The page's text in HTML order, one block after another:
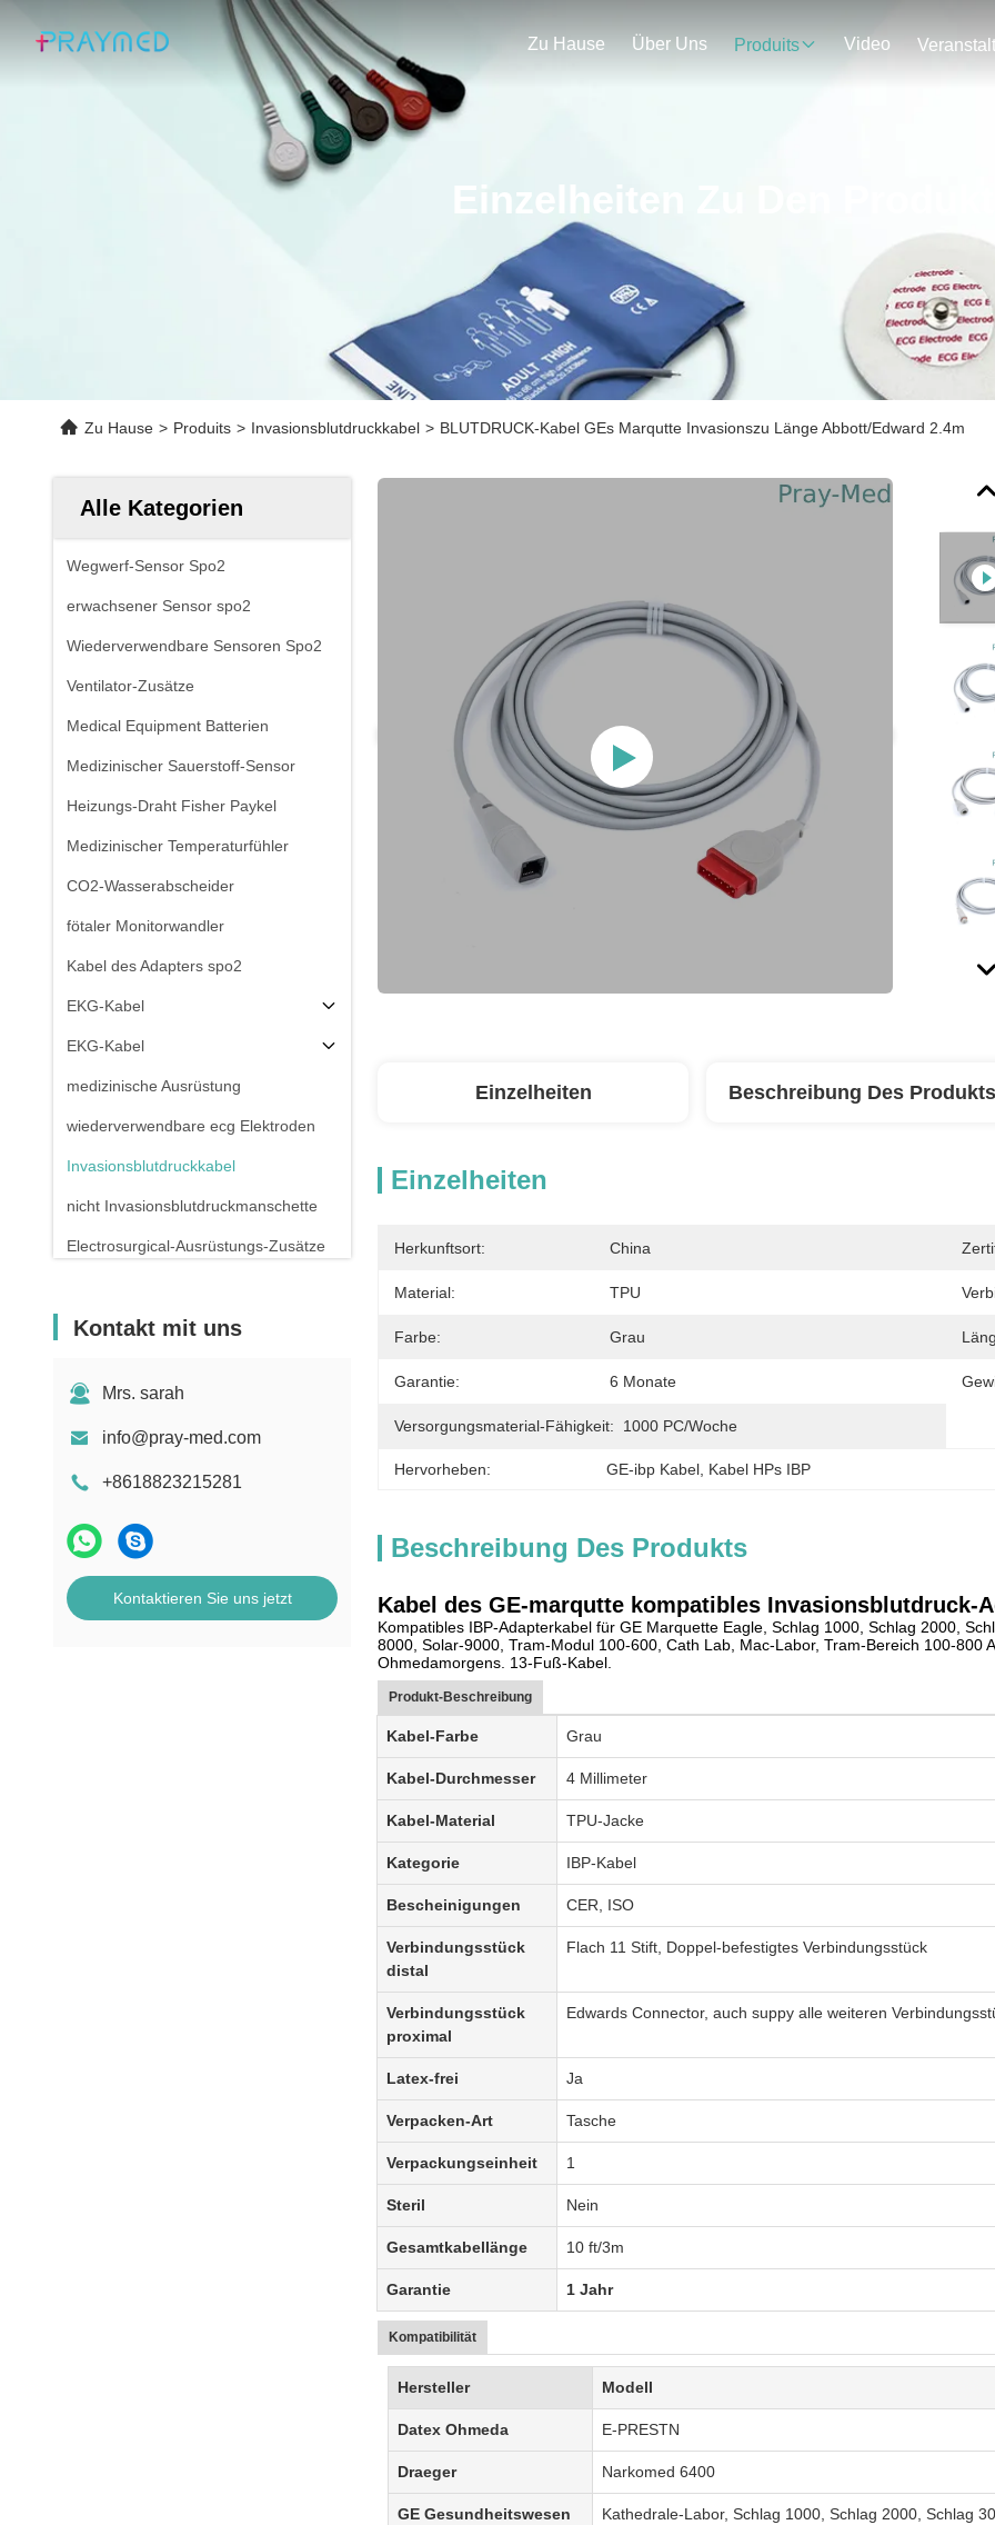
Zu Hause Über Uns Produits Video
Einzelheiten Zu Den
Zu Hause > Produits > Invasionsblutdruckkabel > BLUTDRUCK-Kabel GEs Marqutte Invasionszu Länge Abbott/Edward 2.4m
Alle Kategorien
Wegwerf-Sensor Spo2
erwachsener Sensor spo2
Wiederverwendbare Sensoren Spo2
Ventilator-Zusätze
Medical Equipment Batterien
Medizinischer Sauerstoff-Sensor
Heizungs-Draht Fisher Paykel
Medizinischer Temperaturfühler
CO2-Wasserabscheider
fötaler Monitorwandler
Kabel des Adapters spo2
EKG-Kabel
EKG-Kabel
medizinische Ausrüstung
wiederverwendbare ecg Elektroden
Invasionsblutdruckkabel
nicht Invasionsblutdruckmanschette
Electrosurgical-Ausrüstungs-Zusätze
Kontakt mit uns
Mrs. sarah
info@pray-med.com
+8618823215281
Kontaktieren Sie uns jetzt
Einzelheiten Beschreibung Des Produkts
Einzelheiten
Herkunftsort: China
Material: TPU
Farbe: Grau
Garantie: 6 Monate
Versorgungsmaterial-Fähigkeit: 1000 PC/Woche
Hervorheben: GE-ibp Kabel Kabel HPs IBP
Beschreibung Des Produkts
Kabel des GE-marqutte kompatibles Invasionsblutdruck-
Kompatibles IBP-Adapterkabel für GE Marquette Eagle, Schlag 1000, Schlag 2000,
8000, Solar-9000, Tram-Modul 100-600, Cath Lab, Mac-Labor, Tram-Bereich 100-800
Ohmedamorgens. 13-Fuß-Kabel.
Produkt-Beschreibung
Kabel-Farbe Grau
Kabel-Durchmesser 4 Millimeter
Kabel-Material TPU-Jacke
Kategorie IBP-Kabel
Bescheinigungen CER, ISO
Verbindungsstück
distal
Flach 11 Stift, Doppel-befestigtes Verbindungsstück
Verbindungsstück
proximal
Edwards Connector, auch suppy alle weiteren
Latex-frei Ja
Verpacken-Art Tasche
Verpackungseinheit 1
Steril Nein
Gesamtkabellänge 10 ft/3m
Garantie 1 Jahr
Kompatibilität
Hersteller Modell
Datex Ohmeda E-PRESTN
Draeger Narkomed 6400
GE Gesundheitswesen
Kathedrale-Labor, Schlag 1000, Schlag 2000, Schlag